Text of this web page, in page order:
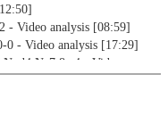
- Video analysis [08:59]
- Video analysis [17:29]
Ne7 8.c4 - Video